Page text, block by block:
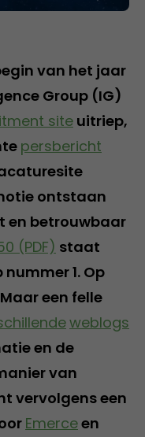
van het jaar
Group (IG)
siteuitriep,
persbericht
ontstaan
en betrouwbaar
(PDF) staat
1. Op
een felle
weblogs
en de
van
vervolgens een
Emerceen